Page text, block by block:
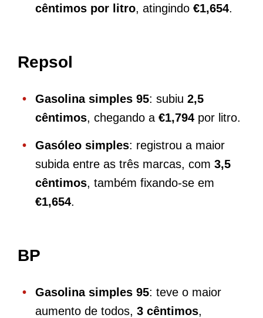
cêntimos por litro, atingindo €1,654.
Repsol
Gasolina simples 95: subiu 2,5
cêntimos, chegando a €1,794 por litro.
Gasóleo simples: registrou a maior
subida entre as três marcas, com 3,5
cêntimos, também fixando-se em
€1,654.
BP
Gasolina simples 95: teve o maior
aumento de todos, 3 cêntimos,